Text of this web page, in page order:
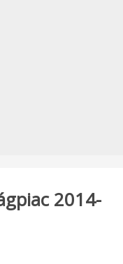
2014-